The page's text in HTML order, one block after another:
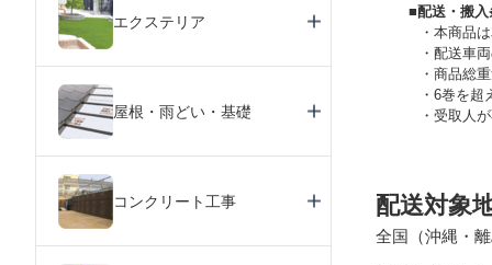
■配送・搬入
本商品
配送車
商品総
6巻を超
受取人
配送対象
全国（沖縄・
エクステリア
屋根・雨どい・基礎
コンクリート工事